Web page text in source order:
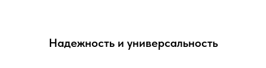
Надежность и универсальность